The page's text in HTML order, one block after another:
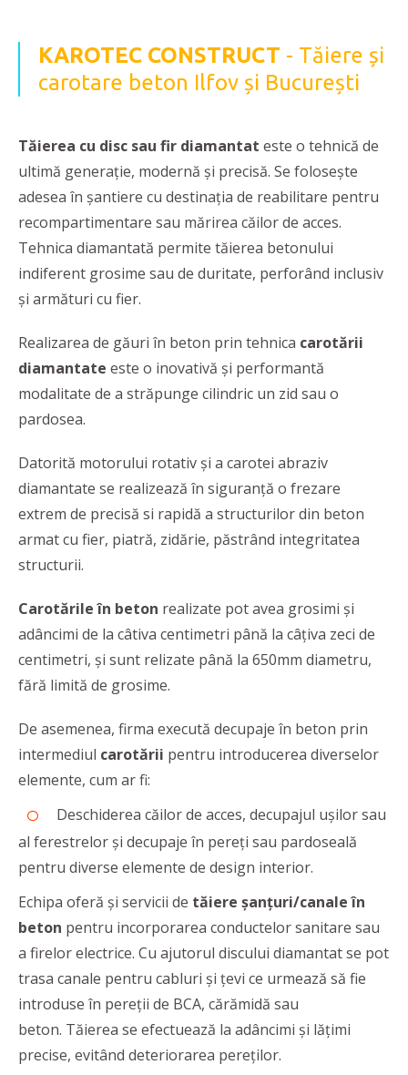
KAROTEC CONSTRUCT - Tăiere și
carotare beton Ilfov și București
Tăierea cu disc sau fir diamantat este o tehnică de
ultimă generaţie, modernă şi precisă. Se foloseşte
adesea în şantiere cu destinaţia de reabilitare pentru
recompartimentare sau mărirea căilor de acces.
Tehnica diamantată permite tăierea betonului
indiferent grosime sau de duritate, perforând inclusiv
şi armături cu fier.
Realizarea de găuri în beton prin tehnica carotării
diamantate este o inovativă și performantă
modalitate de a străpunge cilindric un zid sau o
pardosea.
Datorită motorului rotativ și a carotei abraziv
diamantate se realizează în siguranță o frezare
extrem de precisă si rapidă a structurilor din beton
armat cu fier, piatră, zidărie, păstrând integritatea
structurii.
Carotările în beton realizate pot avea grosimi și
adâncimi de la câtiva centimetri până la câțiva zeci de
centimetri, şi sunt relizate până la 650mm diametru,
fără limită de grosime.
De asemenea, firma execută decupaje în beton prin
intermediul carotării pentru introducerea diverselor
elemente, cum ar fi:
Deschiderea căilor de acces, decupajul uşilor sau
al ferestrelor şi decupaje în pereţi sau pardoseală
pentru diverse elemente de design interior.
Echipa oferă şi servicii de tăiere șanțuri/canale în
beton pentru incorporarea conductelor sanitare sau
a firelor electrice. Cu ajutorul discului diamantat se pot
trasa canale pentru cabluri şi țevi ce urmează să fie
introduse în pereții de BCA, cărămidă sau
beton. Tăierea se efectuează la adâncimi și lățimi
precise, evitând deteriorarea pereților.